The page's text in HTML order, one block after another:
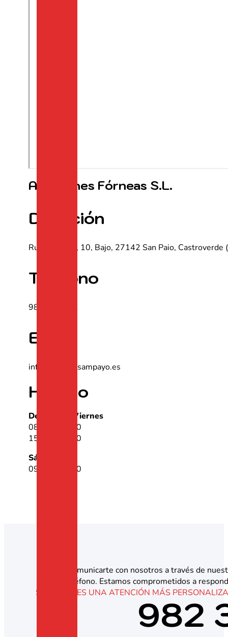
Almacenes Fórneas S.L.
Dirección
Rua San Paio, 10, Bajo, 27142 San Paio, Castroverde
Teléfono
982 312 191
Email
info@forneassampayo.es
Horario
De Lunes a Viernes
08:00 – 13:30
15:00 – 20:00
Sábados
09:00 – 13:00
Puedes comunicarte con nosotros a través de
teléfono. Estamos comprometidos a
SI PREFIERES UNA ATENCIÓN MÁS
982